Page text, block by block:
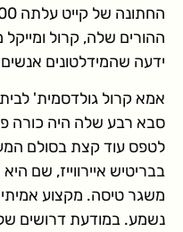
ההורים שלה, קרול ומייקל
ידעה שהמידלטונים
אמא קרול גולדסמית'
סבא רבע שלה היה כורה
לטפס עוד קצת בסולם
בבריטיש איירווייז, שם
משגר טיסה. מקצוע
נשמע. במודעת דרושים